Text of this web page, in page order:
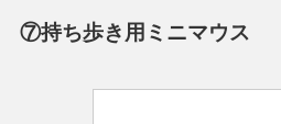
⑦持ち歩き用ミニマウス